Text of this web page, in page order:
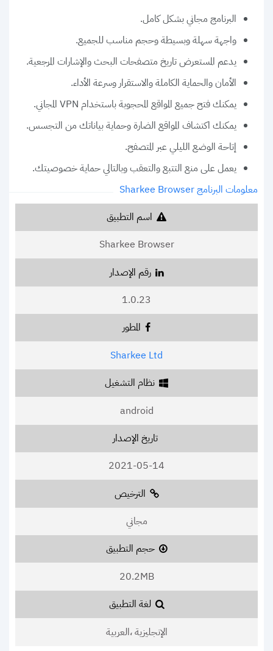
البرنامج مجاني بشكل كامل.
واجهة سهلة وبسيطة وحجم مناسب للجميع.
يدعم المستعرض تاريخ متصفحات البحث والإشارات المرجعية.
الأمان والحماية الكاملة والاستقرار وسرعة الأداء.
يمكنك فتح جميع المواقع المحجوبة باستخدام VPN المجاني.
يمكنك اكتشاف المواقع الضارة وحماية بياناتك من التجسس.
إتاحة الوضع الليلي عبر المتصفح.
يعمل على منع التتبع والتعقب وبالتالي حماية خصوصيتك.
معلومات البرنامج Sharkee Browser
اسم التطبيق
Sharkee Browser
رقم الإصدار
1.0.23
المطور
Sharkee Ltd
نظام التشغيل
android
تاريخ الإصدار
2021-05-14
الترخيص
مجاني
حجم التطبيق
20.2MB
لغة التطبيق
الإنجليزية ،العربية